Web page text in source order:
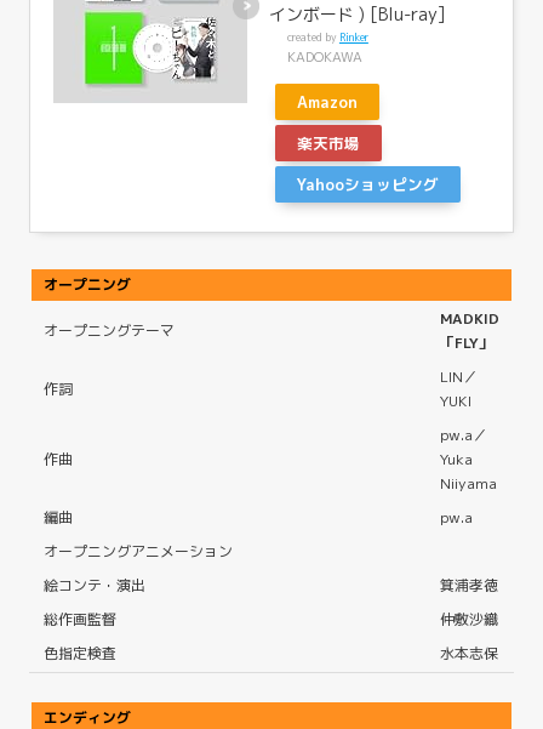
インボード ) [Blu-ray]
created by Rinker
KADOKAWA
Amazon
楽天市場
Yahooショッピング
オープニング
オープニングテーマ
MADKID
「FLY」
作詞
LIN／
YUKI
作曲
pw.a／
Yuka
Niiyama
編曲
pw.a
オープニングアニメーション
絵コンテ・演出
箕浦孝徳
総作画監督
仲敷沙織
色指定検査
水本志保
エンディング